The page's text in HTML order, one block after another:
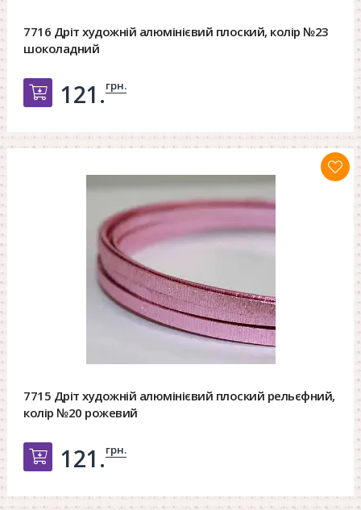
7716 Дріт художній алюмінієвий плоский, колір №23
шоколадний
Добавить в корзину
121.грн.
7715 Дріт художній алюмінієвий плоский рельєфний,
колір №20 рожевий
Добавить в корзину
121.грн.